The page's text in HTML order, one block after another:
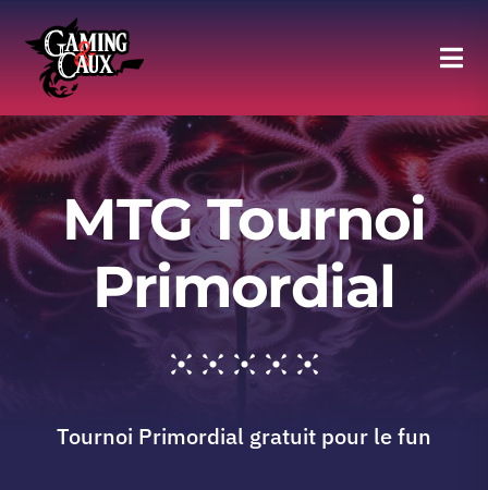
content
Agenda
Halle of Fame
Moments forts
Discord
Adhésion au Club
MTG Tournoi
Primordial
Tournoi Primordial gratuit pour le fun